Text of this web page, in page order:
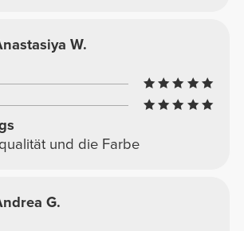
W.
und die Farbe
G.